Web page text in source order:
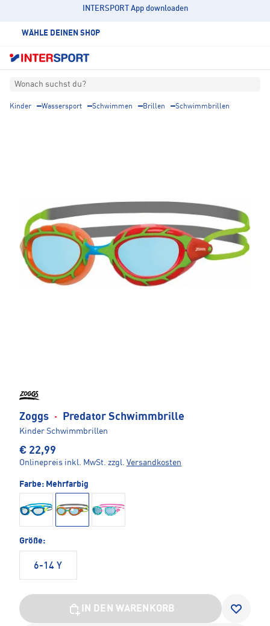
INTERSPORT App downloaden
WÄHLE DEINEN SHOP
Wonach suchst du?
Kinder Wassersport Schwimmen Brillen Schwimmbrillen
Zoggs · Predator Schwimmbrille
Kinder Schwimmbrillen
€ 22,99
Onlinepreis inkl. MwSt. zzgl. Versandkosten
Farbe: Mehrfarbig
Größe:
6-14 Y
IN DEN WARENKORB